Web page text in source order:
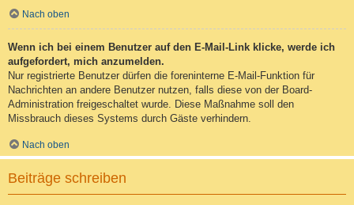
Nach oben
Wenn ich bei einem Benutzer auf den E-Mail-Link klicke, werde ich
aufgefordert, mich anzumelden.
Nur registrierte Benutzer dürfen die foreninterne E-Mail-Funktion für
Nachrichten an andere Benutzer nutzen, falls diese von der Board-
Administration freigeschaltet wurde. Diese Maßnahme soll den
Missbrauch dieses Systems durch Gäste verhindern.
Nach oben
Beiträge schreiben